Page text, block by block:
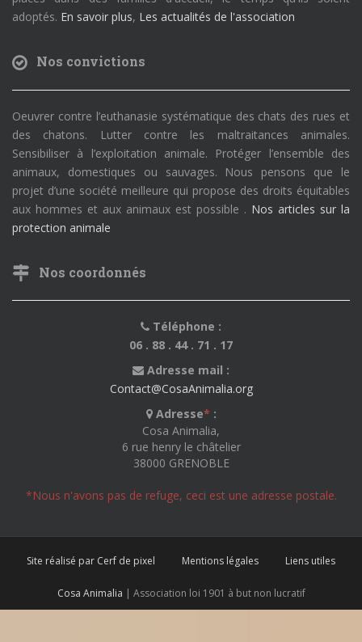
adoptés. En savoir plus, Les actualités de l'association
Nos convictions
Oeuvrer contre l’euthanasie systématique des chats des rues et
des chatons. Lutter contre les maltraitances animales.
Sensibiliser à l’exploitation animale. Protéger l’ensemble des
animaux, domestiques ou sauvages. Nous pensons que le
projet d’une société meilleure qui propose des droits équitables
aux hommes et aux animaux est possible . Nos articles sur la
protection animale
Nos coordonnés
Téléphone :
06 . 88 . 44 . 71 . 17
Adresse mail :
Contact@CosaAnimalia.org
Adresse* :
Cosa Animalia,
6 rue henry le châtelier
38000 GRENOBLE
*Nous n'avons pas de refuge, ceci est une adresse postale.
Site réalisé par Cerf de pixel Mentions légales Liens utiles
Cosa Animalia | Association loi 1901 à but non lucratif